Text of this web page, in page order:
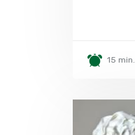
15 min.